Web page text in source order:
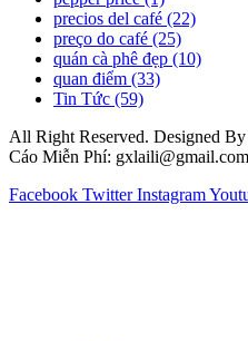
precios del café (22)
preço do café (25)
quán cà phê đẹp (10)
quan điểm (33)
Tin Tức (59)
All Right Reserved. Designed
Cáo Miễn Phí: gxlaili@gmail.com
Facebook Twitter Instagram